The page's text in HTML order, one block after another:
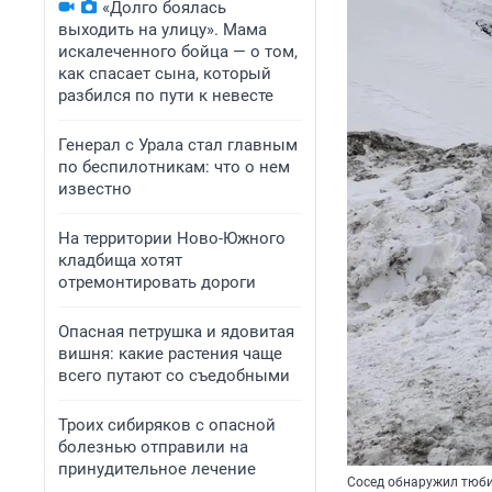
«Долго боялась
выходить на улицу». Мама
искалеченного бойца — о том,
как спасает сына, который
разбился по пути к невесте
Генерал с Урала стал главным
по беспилотникам: что о нем
известно
На территории Ново-Южного
кладбища хотят
отремонтировать дороги
Опасная петрушка и ядовитая
вишня: какие растения чаще
всего путают со съедобными
Троих сибиряков с опасной
болезнью отправили на
принудительное лечение
Сосед обнаружил